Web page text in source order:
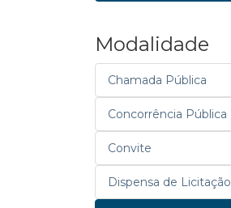
Modalidade
Chamada Pública
Concorrência Pública
Convite
Dispensa de Licitação